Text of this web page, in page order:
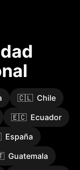
🇨🇱 Chile
🇪🇨 Ecuador
España
Guatemala